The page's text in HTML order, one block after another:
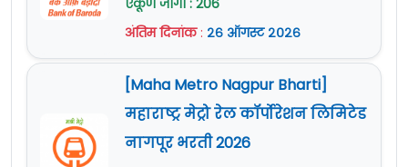
एकूण जागा : 206
अंतिम दिनांक: २६ ऑगस्ट २०२६
[Maha Metro Nagpur Bharti]
महाराष्ट्र मेट्रो रेल कॉर्पोरेशन लिमिटेड
नागपूर भरती 2026